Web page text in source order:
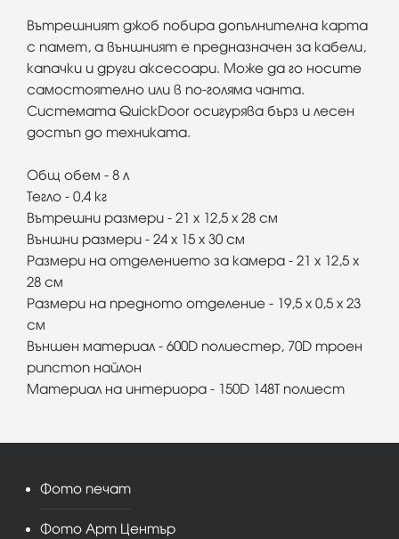
Вътрешният джоб побира допълнителна карта
с памет, а външният е предназначен за кабели,
капачки и други аксесоари. Може да го носите
самостоятелно или в по-голяма чанта.
Системата QuickDoor осигурява бърз и лесен
достъп до техниката.
Общ обем - 8 л
Тегло - 0,4 кг
Вътрешни размери - 21 х 12,5 х 28 см
Външни размери - 24 х 15 х 30 см
Размери на отделението за камера - 21 x 12,5 x
28 см
Размери на предното отделение - 19,5 х 0,5 х 23
см
Външен материал - 600D полиестер, 70D троен
рипстоп найлон
Материал на интериора - 150D 148T полиест
Фото печат
Фото Арт Център